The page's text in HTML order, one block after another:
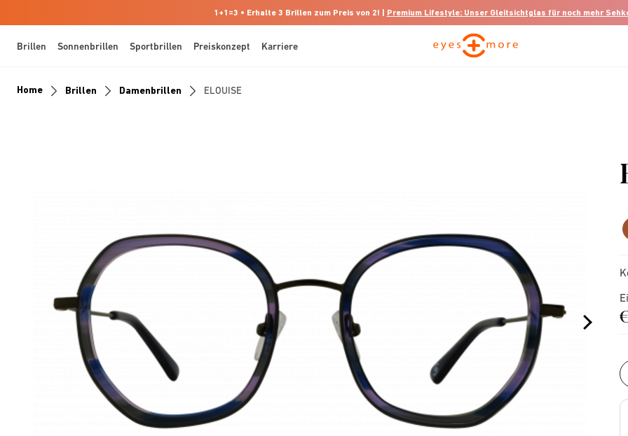
1+1=3 • Erhalte 3 Brillen zum Preis von 2! | Premium Lifestyle: Unser Gleitsichtglas für noch mehr
Brillen Sonnenbrillen Sportbrillen Preiskonzept Karriere
Home Brillen Damenbrillen ELOUISE